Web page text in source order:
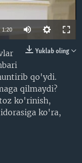
1:20
Yuklab oling
qo'ydi.
qilmaydi?
ko'rinish,
ko'ra,